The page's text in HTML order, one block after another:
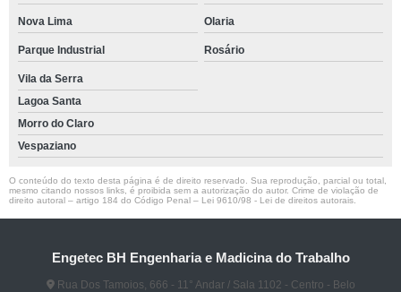
Nova Lima Olaria
Parque Industrial Rosário
Vila da Serra
Lagoa Santa
Morro do Claro
Vespaziano
O conteúdo do texto desta página é de direito reservado. Sua reprodução, parcial ou total,
mesmo citando nossos links, é proibida sem a autorização do autor. Crime de violação de
direito autoral – artigo 184 do Código Penal – Lei 9610/98 - Lei de direitos autorais
Engetec BH Engenharia e Madicina do Trabalho
Rua Dos Tamoios, 666 - 11° Andar / Sala 1102 - Centro - Belo